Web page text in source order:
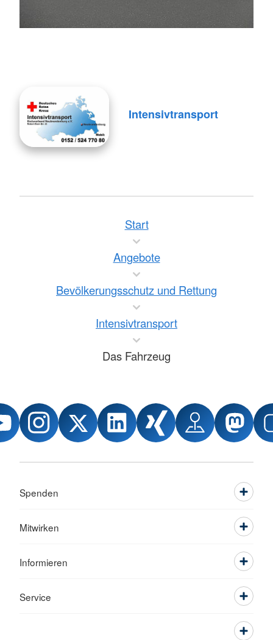
Intensivtransport
Start
Angebote
Bevölkerungsschutz und Rettung
Intensivtransport
Das Fahrzeug
Spenden
Mitwirken
Informieren
Service